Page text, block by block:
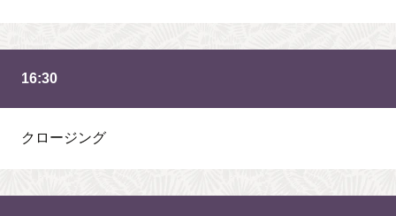
16:30
クロージング